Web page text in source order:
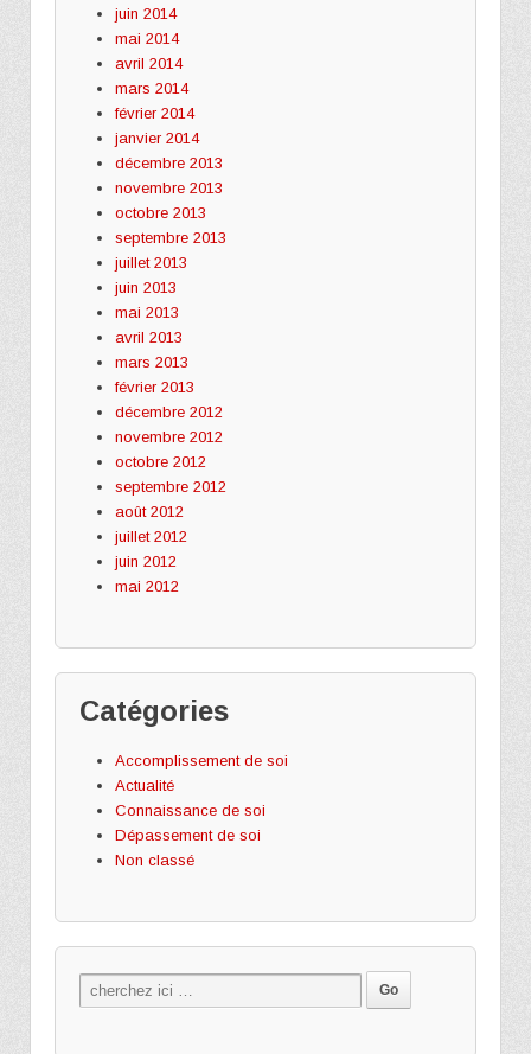
juin 2014
mai 2014
avril 2014
mars 2014
février 2014
janvier 2014
décembre 2013
novembre 2013
octobre 2013
septembre 2013
juillet 2013
juin 2013
mai 2013
avril 2013
mars 2013
février 2013
décembre 2012
novembre 2012
octobre 2012
septembre 2012
août 2012
juillet 2012
juin 2012
mai 2012
Catégories
Accomplissement de soi
Actualité
Connaissance de soi
Dépassement de soi
Non classé